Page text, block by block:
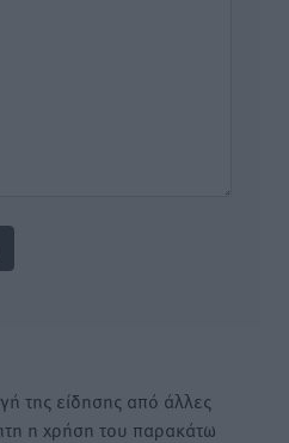
της είδησης από άλλες
η χρήση του παρακάτω